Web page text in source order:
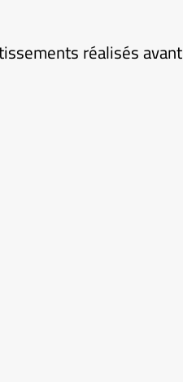
réalisés avant